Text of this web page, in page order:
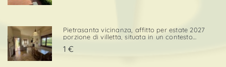
Pietrasanta vicinanza, affitto per estate 2027
porzione di villetta, situata in un contesto
tranquillo e comodo sia per il centro che per i
servizi. L’immobile è dotato di una porzione di
1 €